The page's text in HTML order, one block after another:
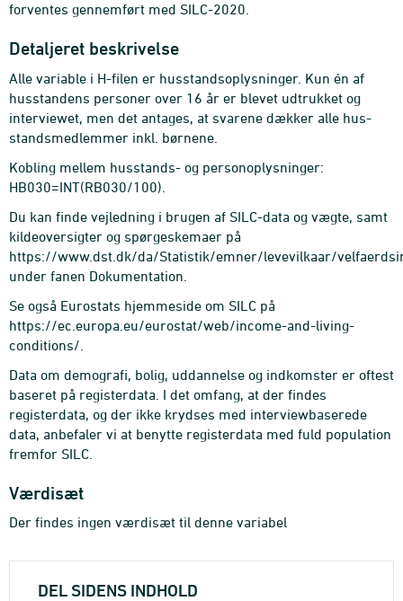
forventes gennemført med SILC-2020.
Detaljeret beskrivelse
Alle variable i H-filen er husstandsoplysninger. Kun én af
husstandens personer over 16 år er blevet udtrukket og
interviewet, men det antages, at svarene dækker alle hus-
standsmedlemmer inkl. børnene.
Kobling mellem husstands- og personoplysninger:
HB030=INT(RB030/100).
Du kan finde vejledning i brugen af SILC-data og vægte, samt
kildeoversigter og spørgeskemaer på
https://www.dst.dk/da/Statistik/emner/levevilkaar/
under fanen Dokumentation.
Se også Eurostats hjemmeside om SILC på
https://ec.europa.eu/eurostat/web/income-and-living-
conditions/.
Data om demografi, bolig, uddannelse og indkomster er oftest
baseret på registerdata. I det omfang, at der findes
registerdata, og der ikke krydses med interviewbaserede
data, anbefaler vi at benytte registerdata med fuld population
fremfor SILC.
Værdisæt
Der findes ingen værdisæt til denne variabel
DEL SIDENS INDHOLD